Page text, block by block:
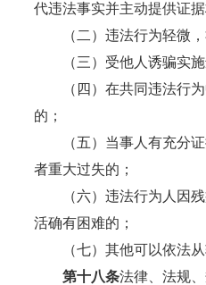
代违法事实并主动提供证据
（二）违法行为轻微，
（三）受他人诱骗实施
（四）在共同违法行为
的；
（五）当事人有充分证
者重大过失的；
（六）违法行为人因残
活确有困难的；
（七）其他可以依法从
第十八条法律、法规